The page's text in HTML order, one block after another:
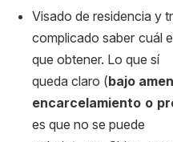
Visado de residencia y
complicado saber cuál
que obtener. Lo que sí
queda claro (bajo
encarcelamiento o
es que no se puede